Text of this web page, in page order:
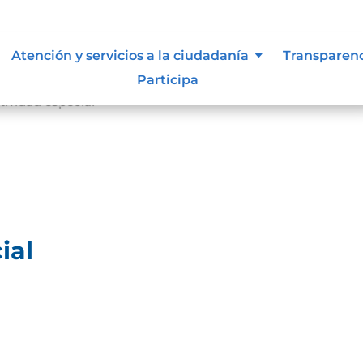
Atención y servicios a la ciudadanía
Participa
especial